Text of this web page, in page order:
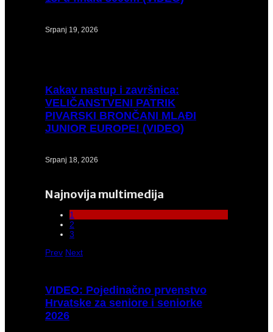
Srpanj 19, 2026
Kakav nastup i završnica:
VELIČANSTVENI PATRIK
PIVARSKI BRONČANI MLAĐI
JUNIOR EUROPE! (VIDEO)
Srpanj 18, 2026
Najnovija multimedija
1
2
3
Prev Next
VIDEO: Pojedinačno prvenstvo
Hrvatske za seniore i seniorke
2026